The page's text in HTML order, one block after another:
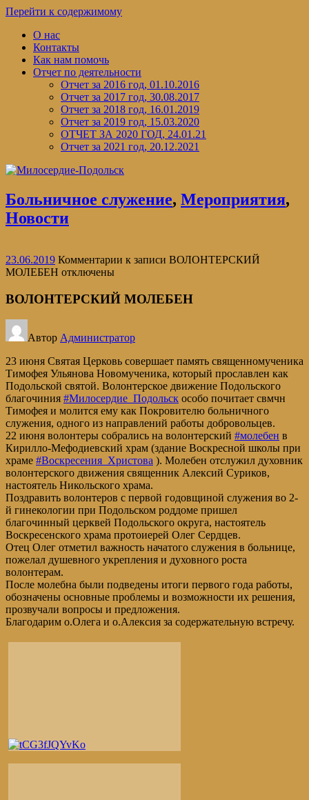
Перейти к содержимому
О нас
Контакты
Как нам помочь
Отчет по деятельности
Отчет за 2016 год, 01.10.2016
Отчет за 2017 год, 30.08.2017
Отчет за 2018 год, 16.01.2019
Отчет за 2019 год, 15.03.2020
ОТЧЕТ ЗА 2020 ГОД, 24.01.21
Отчет за 2021 год, 20.12.2021
Больничное служение, Мероприятия,
Новости
23.06.2019 Комментарии к записи ВОЛОНТЕРСКИЙ
МОЛЕБЕН отключены
ВОЛОНТЕРСКИЙ МОЛЕБЕН
Автор Администратор
23 июня Святая Церковь совершает память священномученика
Тимофея Ульянова Новомученика, который прославлен как
Подольской святой. Волонтерское движение Подольского
благочиния #Милосердие_Подольск особо почитает свмчн
Тимофея и молится ему как Покровителю больничного
служения, одного из направлений работы добровольцев.
22 июня волонтеры собрались на волонтерский #молебен в
Кирилло-Мефодиевский храм (здание Воскресной школы при
храме #Воскресения_Христова ). Молебен отслужил духовник
волонтерского движения священник Алексий Суриков,
настоятель Никольского храма.
Поздравить волонтеров с первой годовщиной служения во 2-
й гинекологии при Подольском роддоме пришел
благочинный церквей Подольского округа, настоятель
Воскресенского храма протоиерей Олег Сердцев.
Отец Олег отметил важность начатого служения в больнице,
пожелал душевного укрепления и духовного роста
волонтерам.
После молебна были подведены итоги первого года работы,
обозначены основные проблемы и возможности их решения,
прозвучали вопросы и предложения.
Благодарим о.Олега и о.Алексия за содержательную встречу.